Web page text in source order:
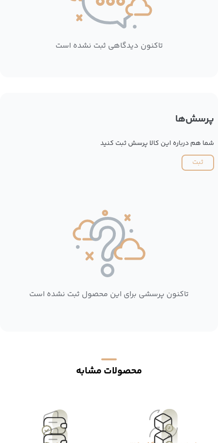
تاکنون دیدگاهی ثبت نشده است
پرسش‌ها
شما هم درباره این کالا پرسش ثبت کنید
ثبت
تاکنون پرسشی برای این محصول ثبت نشده است
محصولات مشابه